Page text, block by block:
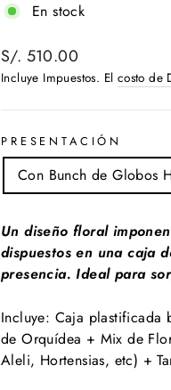
En stock
Precio
habitual
S/. 510.00
Incluye Impuestos. El costo de
PRESENTACIÓN
Con Bunch de Globos
Un diseño floral
dispuestos en una caja
presencia. Ideal para
Incluye: Caja plastificada
de Orquídea + Mix de
Aleli, Hortensias, etc) +